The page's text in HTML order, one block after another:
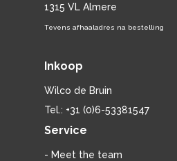
1315 VL Almere
Tevens afhaaladres na bestelling
Inkoop
Wilco de Bruin
Tel.: +31 (0)6-53381547
Service
- Meet the team